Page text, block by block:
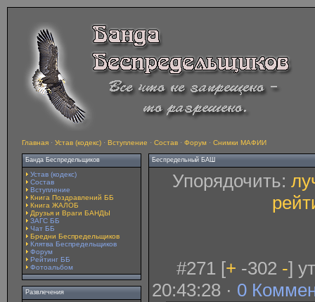
Главная · Устав (кодекс) · Вступление · Состав · Форум · Снимки МАФИИ
Банда Беспредельщиков
Устав (кодекс)
Состав
Вступление
Книга Поздравлений ББ
Книга ЖАЛОБ
Друзья и Враги БАНДЫ
ЗАГС ББ
Чат ББ
Бредни Беспредельщиков
Клятва Беспредельщиков
Форум
Рейтинг ББ
Фотоальбом
Развлечения
Беспредельный БАШ
Упорядочить:
#271 [+ -302 -]
20:43:28 · 0